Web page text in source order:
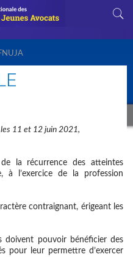
les 11 et 12 juin 2021,
la récurrence des atteintes
à l’exercice de la profession
contraignant, érigeant les
doivent pouvoir bénéficier des
pour leur permettre d’exercer